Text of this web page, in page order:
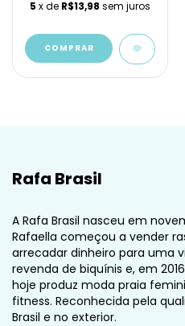
5 x de R$13,98 sem juros
COMPRAR
Rafa Brasil
A Rafa Brasil nasceu em
Rafaella começou a vender
arrecadar dinheiro para uma
revenda de biquínis e, em
hoje produz moda praia
fitness. Reconhecida pela
Brasil e no exterior.